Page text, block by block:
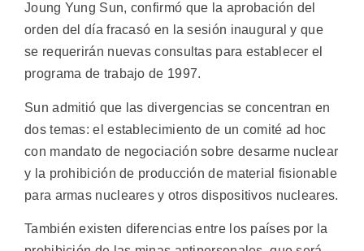
Joung Yung Sun, confirmó que la aprobación del
orden del día fracasó en la sesión inaugural y que
se requerirán nuevas consultas para establecer el
programa de trabajo de 1997.
Sun admitió que las divergencias se concentran en
dos temas: el establecimiento de un comité ad hoc
con mandato de negociación sobre desarme nuclear
y la prohibición de producción de material fisionable
para armas nucleares y otros dispositivos nucleares.
También existen diferencias entre los países por la